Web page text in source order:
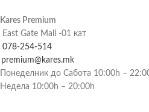
Kares Premium
East Gate Mall -01 кат
078-254-514
premium@kares.mk
Понеделник до Сабота 10:00h –
Недела 10:00h – 20:00h